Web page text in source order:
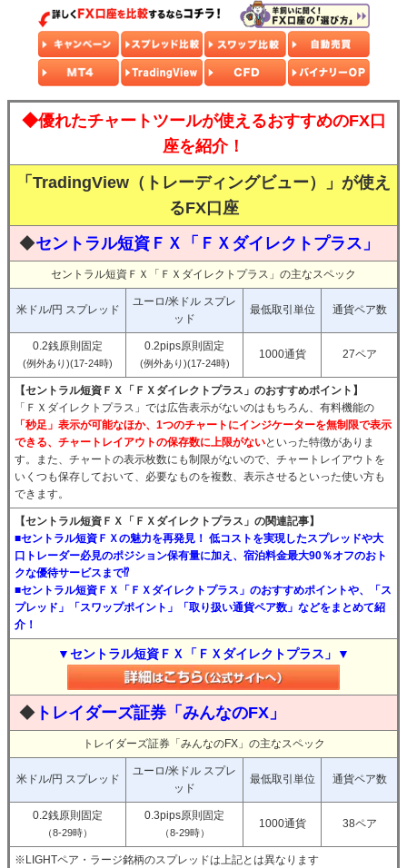
◆優れたチャートツールが使えるおすすめのFX口
座を紹介！
「TradingView（トレーディングビュー）」が使え
るFX口座
◆セントラル短資ＦＸ「ＦＸダイレクトプラス」
セントラル短資ＦＸ「ＦＸダイレクトプラス」の主なスペック
米ドル/円 スプレッド
ユーロ/米ドル スプレ
ッド
最低取引単位 通貨ペア数
0.2銭原則固定
(例外あり)(17-24時)
0.2pips原則固定
(例外あり)(17-24時)
1000通貨 27ペア
【セントラル短資ＦＸ「ＦＸダイレクトプラス」のおすすめポイント】
「ＦＸダイレクトプラス」では広告表示がないのはもちろん、有料機能の
「秒足」表示が可能なほか、1つのチャートにインジケーターを無制限で表示
できる、チャートレイアウトの保存数に上限がないといった特徴がありま
す。また、チャートの表示枚数にも制限がないので、チャートレイアウトを
いくつも保存しておいて、必要なものを複数、表示させるといった使い方も
できます。
【セントラル短資ＦＸ「ＦＸダイレクトプラス」の関連記事】
■セントラル短資ＦＸの魅力を再発見！ 低コストを実現したスプレッドや大
口トレーダー必見のポジション保有量に加え、宿泊料金最大90％オフのおト
クな優待サービスまで⁉
■セントラル短資ＦＸ「ＦＸダイレクトプラス」のおすすめポイントや、「ス
プレッド」「スワップポイント」「取り扱い通貨ペア数」などをまとめて紹
介！
▼セントラル短資ＦＸ「ＦＸダイレクトプラス」▼
◆ トレイダーズ証券「みんなのFX」
トレイダーズ証券「みんなのFX」の主なスペック
米ドル/円 スプレッド
ユーロ/米ドル スプレ
ッド
最低取引単位 通貨ペア数
0.2銭原則固定
（8-29時）
0.3pips原則固定
（8-29時）
1000通貨 38ペア
※LIGHTペア・ラージ銘柄のスプレッドは上記とは異なります